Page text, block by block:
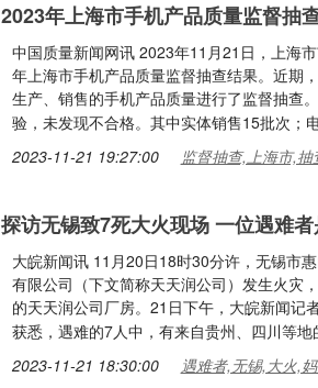
2023年上海市手机产品质量监督抽
中国质量新闻网讯 2023年11月21日，上海
年上海市手机产品质量监督抽查结果。近期
生产、销售的手机产品质量进行了监督抽查
验，未发现不合格。其中实体销售15批次；
2023-11-21 19:27:00 监督抽查,上海市,
探访无锡致7死大火现场 一位遇难
大皖新闻讯 11月20日18时30分许，无锡市
有限公司（下文简称天天润公司）发生火灾
的天天润公司厂房。21日下午，大皖新闻记
获悉，遇难的7人中，有来自贵州、四川等
2023-11-21 18:30:00 遇难者,无锡,大火,